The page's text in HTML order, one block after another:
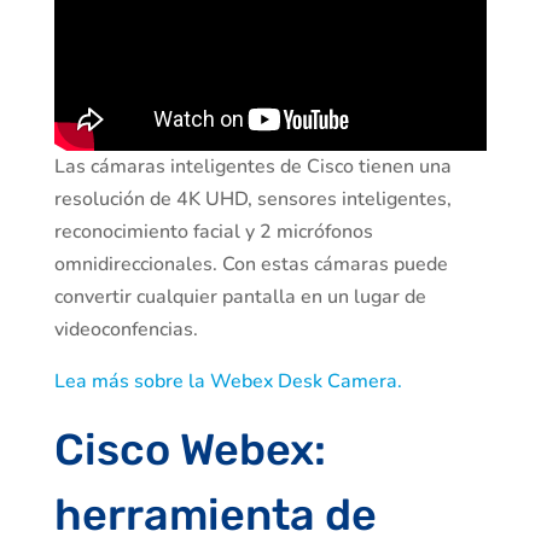
Las cámaras inteligentes de Cisco tienen una
resolución de 4K UHD, sensores inteligentes,
reconocimiento facial y 2 micrófonos
omnidireccionales. Con estas cámaras puede
convertir cualquier pantalla en un lugar de
videoconfencias.
Lea más sobre la Webex Desk Camera.
Cisco Webex:
herramienta de